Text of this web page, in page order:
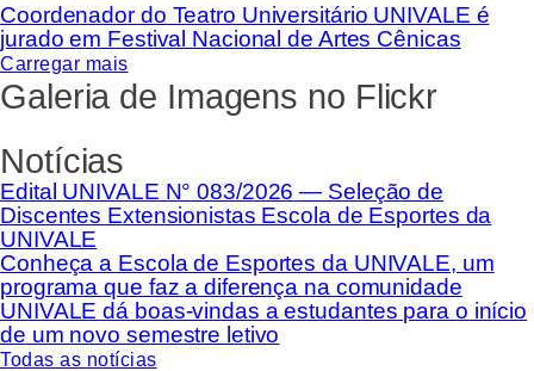
Coordenador do Teatro Universitário UNIVALE é
jurado em Festival Nacional de Artes Cênicas
Carregar mais
Galeria de Imagens no Flickr
Notícias
Edital UNIVALE N° 083/2026 — Seleção de
Discentes Extensionistas Escola de Esportes da
UNIVALE
Conheça a Escola de Esportes da UNIVALE, um
programa que faz a diferença na comunidade
UNIVALE dá boas-vindas a estudantes para o início
de um novo semestre letivo
Todas as notícias